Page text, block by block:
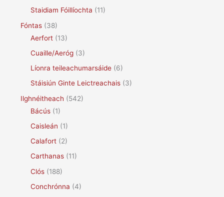
Staidiam Fóillíochta (11)
Fóntas (38)
Aerfort (13)
Cuaille/Aeróg (3)
Líonra teileachumarsáide (6)
Stáisiún Ginte Leictreachais (3)
Ilghnéitheach (542)
Bácús (1)
Caisleán (1)
Calafort (2)
Carthanas (11)
Clós (188)
Conchrónna (4)